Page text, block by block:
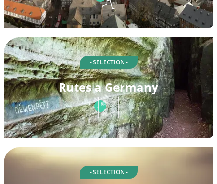
- SELECTION -
Rutes a Germany
- SELECTION -